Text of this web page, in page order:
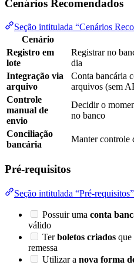
Cenários Recomendados
Seção intitulada “Cenários
Cenário
Registro em
lote
Registrar no
dia
Integração via
arquivo
Conta bancária
arquivos (sem
Controle
manual de
envio
Decidir o
no banco
Conciliação
bancária
Manter controle
Pré-requisitos
Seção intitulada “Pré-requisitos”
Possuir uma conta
válido
Terboletos criados que
remessa
Utilizar a nova forma